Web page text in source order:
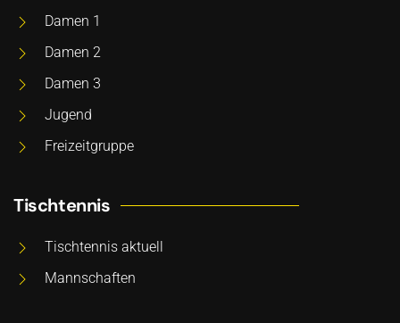
Damen 1
Damen 2
Damen 3
Jugend
Freizeitgruppe
Tischtennis
Tischtennis aktuell
Mannschaften